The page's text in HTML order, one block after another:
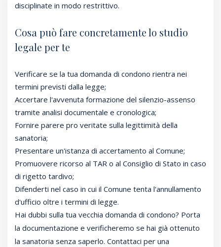
disciplinate in modo restrittivo.
Cosa può fare concretamente lo studio
legale per te
Verificare se la tua domanda di condono rientra nei
termini previsti dalla legge;
Accertare l'avvenuta formazione del silenzio-assenso
tramite analisi documentale e cronologica;
Fornire parere pro veritate sulla legittimità della
sanatoria;
Presentare un'istanza di accertamento al Comune;
Promuovere ricorso al TAR o al Consiglio di Stato in caso
di rigetto tardivo;
Difenderti nel caso in cui il Comune tenta l'annullamento
d'ufficio oltre i termini di legge.
Hai dubbi sulla tua vecchia domanda di condono? Porta
la documentazione e verificheremo se hai già ottenuto
la sanatoria senza saperlo. Contattaci per una